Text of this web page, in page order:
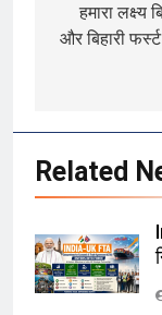
हमारा लक्ष्य
और बिहारी
Related